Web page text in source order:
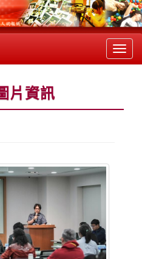
片資訊